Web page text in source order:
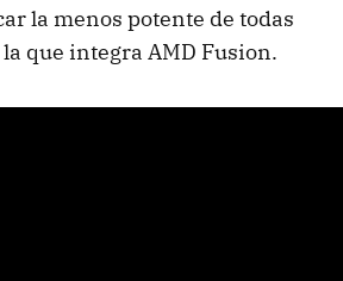
la menos potente de todas
que integra AMD Fusion.